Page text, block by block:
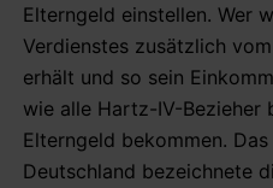
Elterngeld einstellen. Wer
Verdienstes zusätzlich
erhält und so sein
wie alle Hartz-IV-Bezieher
Elterngeld bekommen.
Deutschland bezeichnete